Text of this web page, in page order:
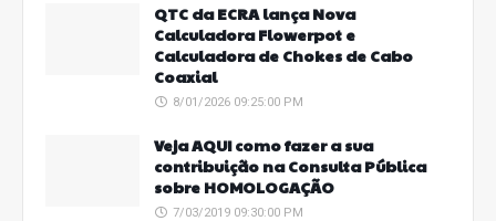
QTC da ECRA lança Nova
Calculadora Flowerpot e
Calculadora de Chokes de Cabo
Coaxial
8/01/2026 09:25:00 PM
Veja AQUI como fazer a sua
contribuição na Consulta Pública
sobre HOMOLOGAÇÃO
7/03/2019 09:30:00 PM